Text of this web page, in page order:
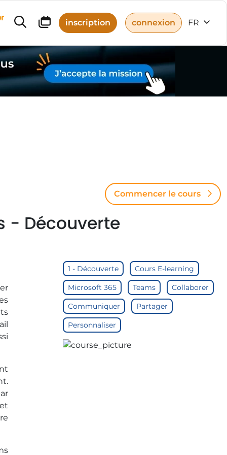
inscription connexion FR
Commencer le cours
- Découverte
1 - Découverte Cours E-learning
Microsoft 365 Teams Collaborer
Communiquer Partager
Personnaliser